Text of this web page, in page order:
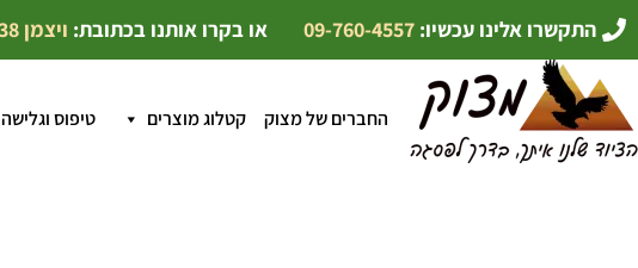
התקשרו אלינו עכשיו: 09-760-4557 או בקרו אותנו בכתובת: ויצמן 38, כפר סבא
החברים של מצוק קטלוג מוצרים טיפוס וגלישה